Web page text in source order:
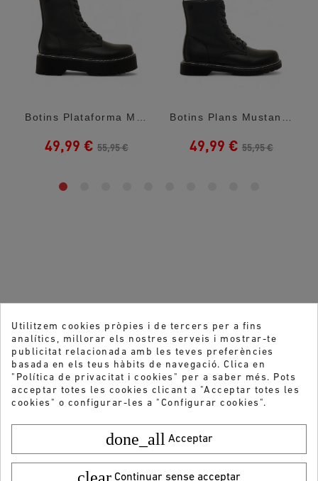
49,99 € 55,95 € 49,99 € 55,95 €
Utilitzem cookies pròpies i de tercers per a fins
analítics, millorar els nostres serveis i mostrar-te
publicitat relacionada amb les teves preferències
basada en els teus hàbits de navegació. Clica en
"Política de privacitat i cookies" per a saber més. Pots
acceptar totes les cookies clicant a "Acceptar totes les
cookies" o configurar-les a "Configurar cookies".
done_all Acceptar
Continuar sense acceptar